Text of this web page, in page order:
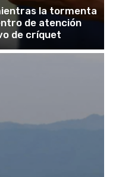
la tormenta
de atención
de críquet